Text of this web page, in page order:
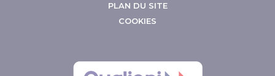
PLAN DU SITE
COOKIES